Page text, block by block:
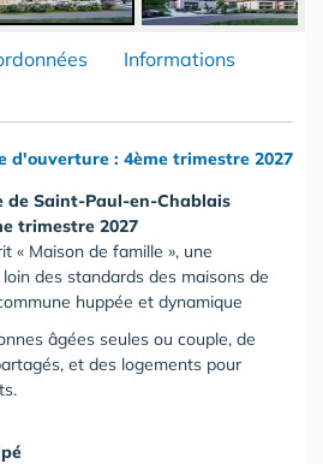
Informations
d'ouverture : 4ème trimestre 2027
de Saint-Paul-en-Chablais
trimestre 2027
« Maison de famille », une
des standards des maisons de
huppée et dynamique
âgées seules ou couple, de
et des logements pour